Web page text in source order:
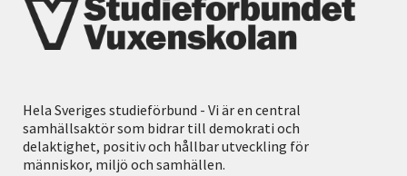
Hela Sveriges studieförbund - Vi är en central
samhällsaktör som bidrar till demokrati och
delaktighet, positiv och hållbar utveckling för
människor, miljö och samhällen.